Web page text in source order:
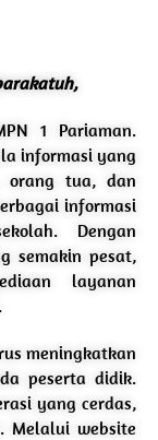
1 Pariaman.
informasi yang
orang tua, dan
informasi
Dengan
semakin pesat,
layanan
meningkatkan
peserta didik.
yang cerdas,
Melalui website